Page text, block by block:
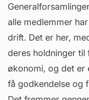
alle medlemmer
drift. Det er her,
deres holdninger til
økonomi, og det er
få godkendelse og